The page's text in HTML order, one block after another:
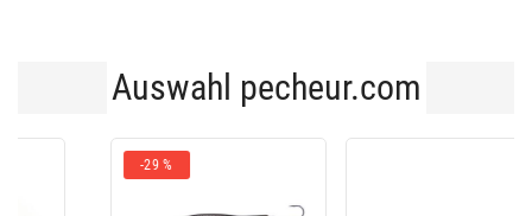
Auswahl pecheur.com